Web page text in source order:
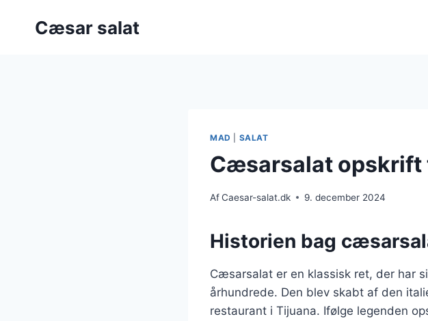
Cæsar salat
MAD SALAT
Cæsarsalat opskrift
AfCaesar-salat.dk 9. december 2024
Historien bag
Cæsarsalat er en klassisk ret, der har
århundrede. Den blev skabt af den
restaurant i Tijuana. Ifølge legenden